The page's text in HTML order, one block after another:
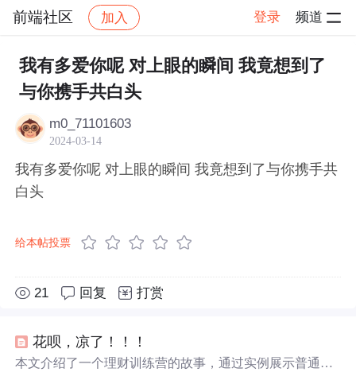
前端社区 加入 登录 频道
社区 前端社区 感慨 帖子详情
我有多爱你呢 对上眼的瞬间 我竟想到了
与你携手共白头
m0_71101603
2024-03-14
我有多爱你呢 对上眼的瞬间 我竟想到了与你携手共
白头
给本帖投票
21 回复 打赏
花呗，凉了！！！
本文介绍了一个理财训练营的故事，通过实例展示普通人